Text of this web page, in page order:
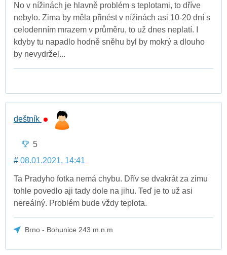
No v nížinách je hlavně problém s teplotami, to dříve
nebylo. Zima by měla přinést v nížinách asi 10-20 dní s
celodenním mrazem v průměru, to už dnes neplatí. I
kdyby tu napadlo hodně sněhu byl by mokrý a dlouho
by nevydržel...
deštník
5
# 08.01.2021, 14:41
Ta Pradyho fotka nemá chybu. Dřív se dvakrát za zimu
tohle povedlo aji tady dole na jihu. Teď je to už asi
nereálný. Problém bude vždy teplota.
Brno - Bohunice 243 m.n.m